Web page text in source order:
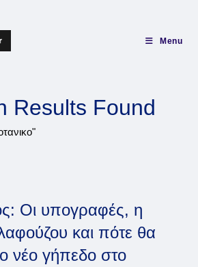
Menu
Results Found
Οι υπογραφές, η
και πότε θα
νέο γήπεδο στο